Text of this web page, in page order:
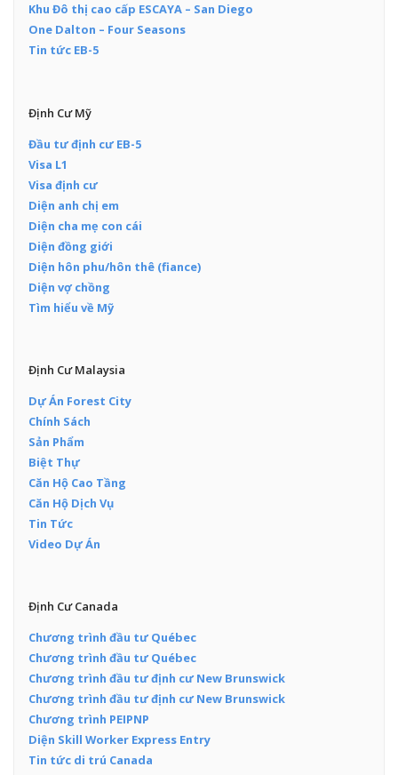
Khu Đô thị cao cấp ESCAYA – San Diego
One Dalton – Four Seasons
Tin tức EB-5
Định Cư Mỹ
Đầu tư định cư EB-5
Visa L1
Visa định cư
Diện anh chị em
Diện cha mẹ con cái
Diện đồng giới
Diện hôn phu/hôn thê (fiance)
Diện vợ chồng
Tìm hiểu về Mỹ
Định Cư Malaysia
Dự Án Forest City
Chính Sách
Sản Phẩm
Biệt Thự
Căn Hộ Cao Tầng
Căn Hộ Dịch Vụ
Tin Tức
Video Dự Án
Định Cư Canada
Chương trình đầu tư Québec
Chương trình đầu tư Québec
Chương trình đầu tư định cư New Brunswick
Chương trình đầu tư định cư New Brunswick
Chương trình PEIPNP
Diện Skill Worker Express Entry
Tin tức di trú Canada